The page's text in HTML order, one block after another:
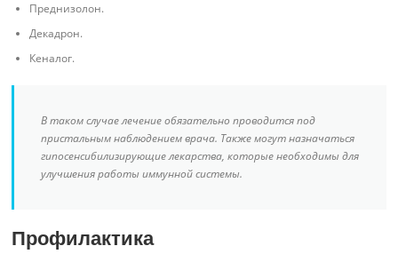
Преднизолон.
Декадрон.
Кеналог.
В таком случае лечение обязательно проводится под
пристальным наблюдением врача. Также могут назначаться
гипосенсибилизирующие лекарства, которые необходимы для
улучшения работы иммунной системы.
Профилактика